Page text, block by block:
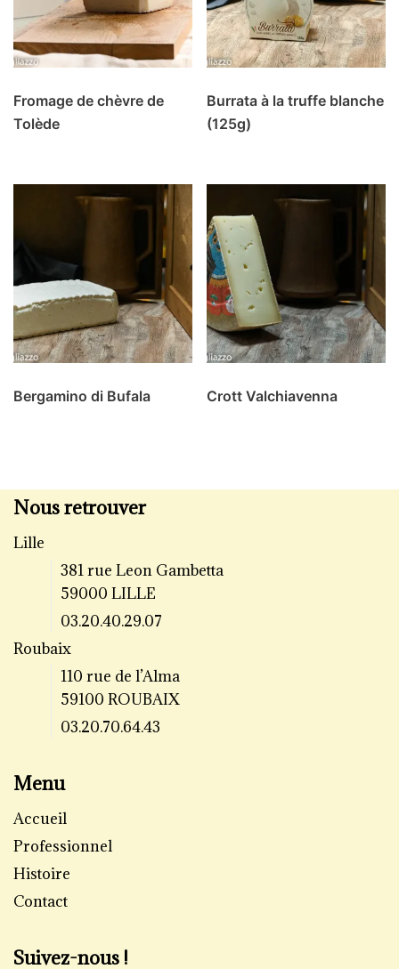
Fromage de chèvre de
Tolède
Burrata à la truffe blanche
(125g)
Bergamino di Bufala Crott Valchiavenna
Nous retrouver
Lille
381 rue Leon Gambetta
59000 LILLE
03.20.40.29.07
Roubaix
110 rue de l’Alma
59100 ROUBAIX
03.20.70.64.43
Menu
Accueil
Professionnel
Histoire
Contact
Suivez-nous !